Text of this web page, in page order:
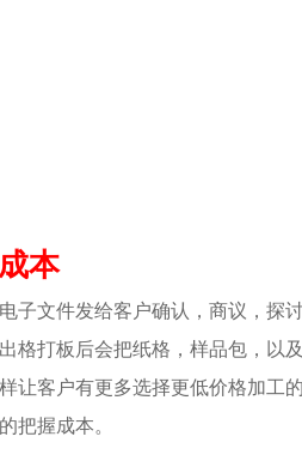
本
子文件发给客户确认，商议，探
格打板后会把纸格，样品包，以
让客户有更多选择更低价格加工
把握成本。